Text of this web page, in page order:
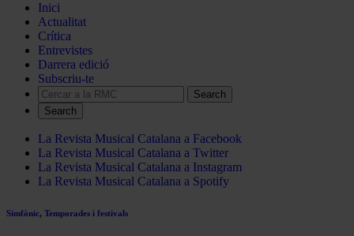
Inici
Actualitat
Crítica
Entrevistes
Darrera edició
Subscriu-te
Search
La Revista Musical Catalana a Facebook
La Revista Musical Catalana a Twitter
La Revista Musical Catalana a Instagram
La Revista Musical Catalana a Spotify
Simfònic, Temporades i festivals